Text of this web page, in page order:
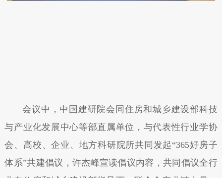
会议中，中国建研院会同住房和城乡建设部科技
与产业化发展中心等部直属单位，与代表性行业学协
会、高校、企业、地方科研院所共同发起“365好房子
体系”共建倡议，许杰峰宣读倡议内容，共同倡议全行